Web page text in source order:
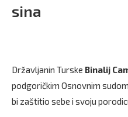
sina
Državljanin Turske Binalij
podgoričkim Osnovnim
bi zaštitio sebe i svoju